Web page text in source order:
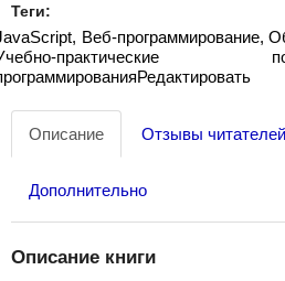
Теги:
Веб-программирование,
Описание Отзывы
Дополнительно
Описание книги